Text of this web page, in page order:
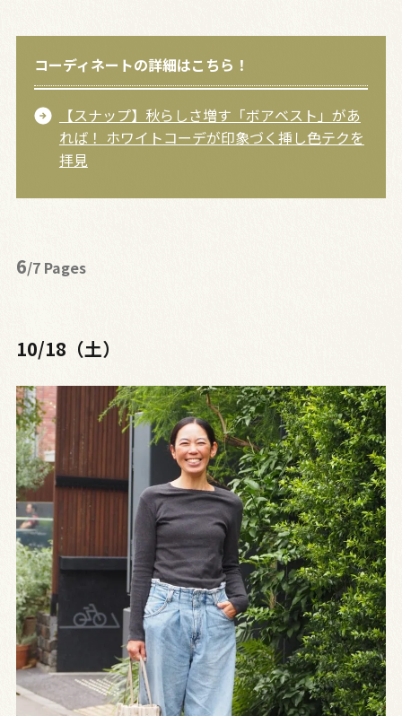
コーディネートの詳細はこちら！
【スナップ】秋らしさ増す「ボアベスト」があ
れば！ ホワイトコーデが印象づく挿し色テクを
拝見
6/7 Pages
10/18（土）